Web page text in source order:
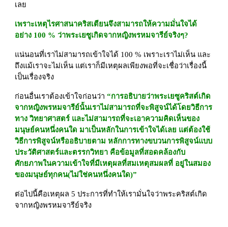
เลย
เพราะเหตุไรศาสนาคริสเตียนจึงสามารถให้ความมั่นใจได้
อย่าง 100 % ว่าพระเยซูเกิดจากหญิงพรหมจารีย์จริงๆ?
แน่นอนที่เราไม่สามารถเข้าใจได้ 100 % เพราะเราไม่เห็น และ
ถึงแม้เราจะไม่เห็น แต่เราก็มีเหตุผลเพียงพอที่จะเชื่อว่าเรื่องนี้
เป็นเรื่องจริง
ก่อนอื่นเราต้องเข้าใจก่อนว่า “การอธิบายว่าพระเยซูคริสต์เกิด
จากหญิงพรหมจารีย์นั้นเราไม่สามารถที่จะพิสูจน์ได้โดยวิธีการ
ทาง วิทยาศาสตร์ และไม่สามารถที่จะเอาความคิดเห็นของ
มนุษย์คนหนึ่งคนใด มาเป็นหลักในการเข้าใจได้เลย แต่ต้องใช้
วิธีการพิสูจน์หรืออธิบายตาม หลักการทางขบวนการพิสูจน์แบบ
ประวัติศาสตร์และตรรกวิทยา คือข้อมูลที่สอดคล้องกับ
ศักยภาพในความเข้าใจที่มีเหตุผลที่สมเหตุสมผลที่ อยู่ในสมอง
ของมนุษย์ทุกคน(ไม่ใช่คนหนึ่งคนใด)”
ต่อไปนี้คือเหตุผล 5 ประการที่ทำให้เรามั่นใจว่าพระคริสต์เกิด
จากหญิงพรหมจารีย์จริง